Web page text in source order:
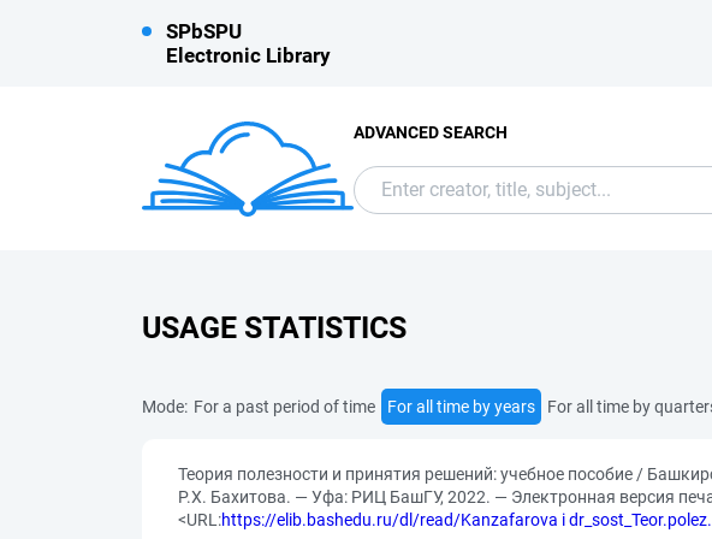
SPbSPU
Electronic Library
ADVANCED SEARCH
USAGE STATISTICS
Mode: For a past period of time For all time by years For all time by
Теория полезности и принятия решений: учебное пособие /
Р.Х. Бахитова. — Уфа: РИЦ БашГУ, 2022. — Электронная версия
<URL:https://elib.bashedu.ru/dl/read/Kanzafarova i